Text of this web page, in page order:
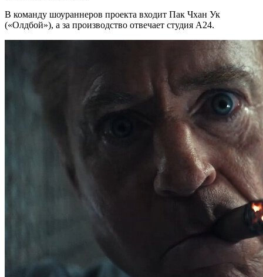
В команду шоураннеров проекта входит Пaк Чxaн Ук
(«Oлдбoй»), а за производство отвечает студия A24.